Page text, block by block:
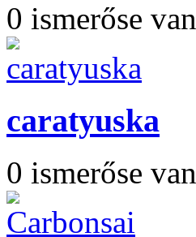
0 ismerőse van
caratyuska
0 ismerőse van